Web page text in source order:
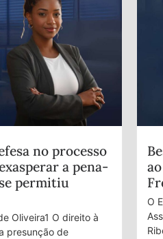
no processo
a pena-
permitiu
Oliveira1 O direito à
presunção de
O